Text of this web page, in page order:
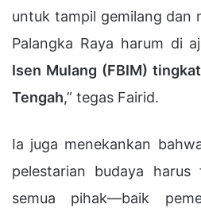
untuk tampil gemilang dan
Palangka Raya harum di
Isen Mulang (FBIM)
Tengah,” tegas Fairid.
Ia juga menekankan
pelestarian budaya
semua pihak—baik